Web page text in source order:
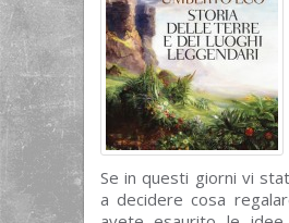
Se in questi giorni vi
a decidere cosa